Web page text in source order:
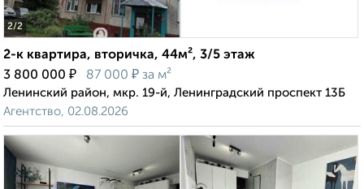
2/2
2-к квартира, вторичка, 44м², 3/5 этаж
3 800 000 ₽ 87 000 ₽ за м²
Ленинский район, мкр. 19-й, Ленинградский проспект 13Б
Агентство, 02.08.2026